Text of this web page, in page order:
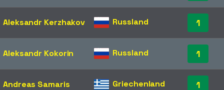
Aleksandr Kerzhakov Russland 1
Aleksandr Kokorin Russland 1
Andreas Samaris Griechenland 1